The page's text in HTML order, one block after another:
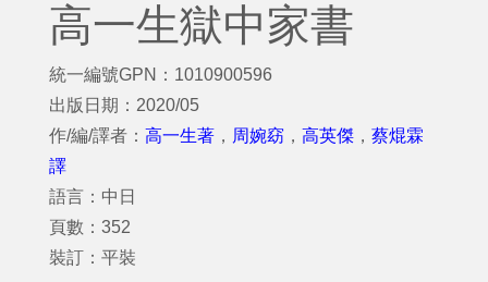
高一生獄中家書
統一編號GPN：1010900596
出版日期：2020/05
作/編/譯者： 高一生著 ， 周婉窈 ， 高英傑 ， 蔡焜霖
譯
語言：中日
頁數：352
裝訂：平裝